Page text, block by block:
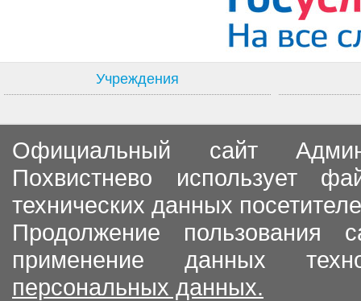
Учреждения
Официальный сайт
Похвистнево использует
технических данных
Продолжение пользования
применение данных
персональных данных.